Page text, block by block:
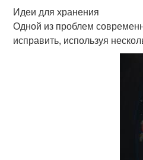
Идеи для хранения
Одной из проблем
исправить, используя